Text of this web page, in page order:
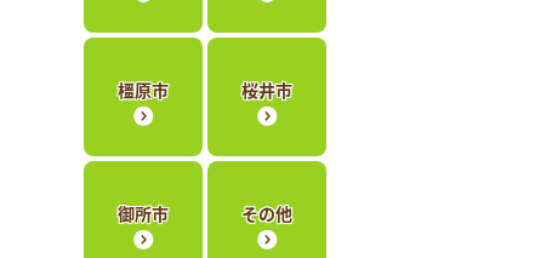
橿原市 桜井市
御所市 その他